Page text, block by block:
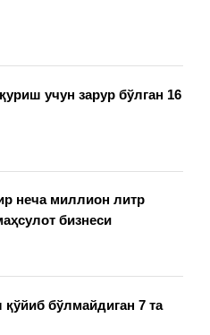
учун зарур бўлган 16
неча миллион литр
бизнеси
бўлмайдиган 7 та